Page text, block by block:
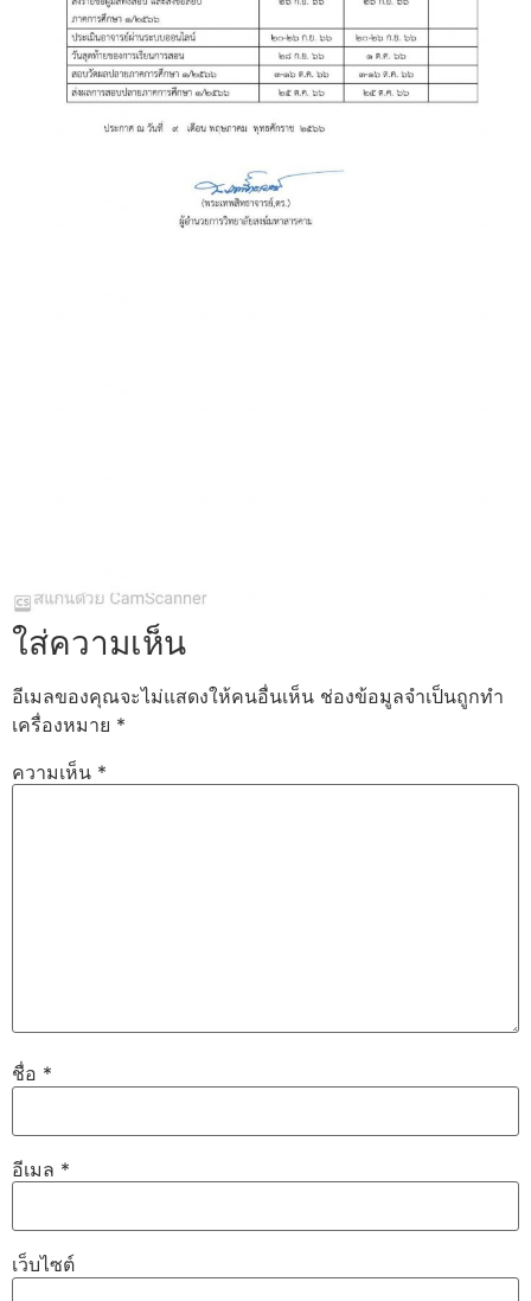
ใส่ความเห็น
อีเมลของคุณจะไม่แสดงให้คนอื่นเห็น ช่องข้อมูลจำเป็นถูกทำ
เครื่องหมาย *
ความเห็น *
ชื่อ *
อีเมล *
เว็บไซต์